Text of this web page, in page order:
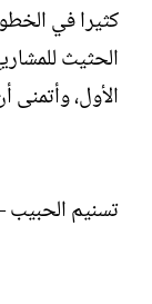
كثيرا في
الحثيث
الأول، وأتمنى
تسنيم الحبيب